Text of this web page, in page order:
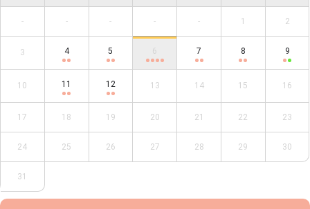
- - - - - 1 2
3 4 5 6 7 8 9
10 11 12 13 14 15 16
17 18 19 20 21 22 23
24 25 26 27 28 29 30
31